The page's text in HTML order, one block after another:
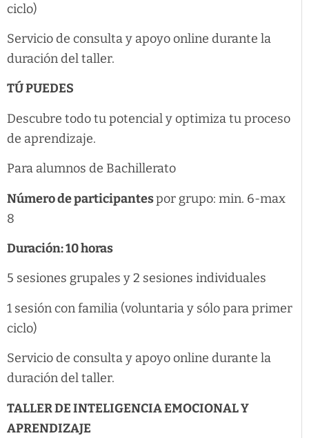
ciclo)
Servicio de consulta y apoyo online durante la
duración del taller.
TÚ PUEDES
Descubre todo tu potencial y optimiza tu proceso
de aprendizaje.
Para alumnos de Bachillerato
Número de participantespor grupo: min. 6-max
8
Duración: 10 horas
5 sesiones grupales y 2 sesiones individuales
1 sesión con familia (voluntaria y sólo para primer
ciclo)
Servicio de consulta y apoyo online durante la
duración del taller.
TALLER DE INTELIGENCIA EMOCIONAL Y
APRENDIZAJE